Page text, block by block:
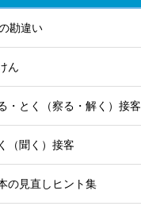
勘違い
ん
とく（察る・解く）接客
聞く）接客
見直しヒント集